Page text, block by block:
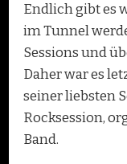
Endlich gibt es
im Tunnel
Sessions und
Daher war es
seiner liebsten
Rocksession,
Band.